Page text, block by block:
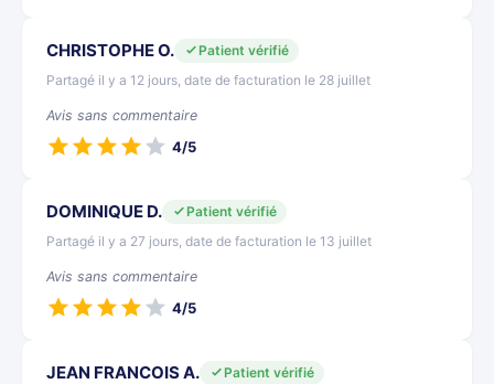
CHRISTOPHE O.
Patient vérifié
Partagé il y a 12 jours, date de facturation le 28 juillet
Avis sans commentaire
4/5
DOMINIQUE D.
Patient vérifié
Partagé il y a 27 jours, date de facturation le 13 juillet
Avis sans commentaire
4/5
JEAN FRANCOIS A.
Patient vérifié